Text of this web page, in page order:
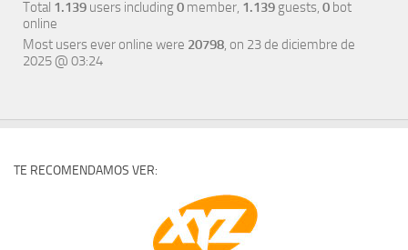
Total 1.139 users including0 member, 1.139 guests, 0 bot
online
Most users ever online were 20798, on 23 de diciembre de
2025 @ 03:24
TE RECOMENDAMOS VER: